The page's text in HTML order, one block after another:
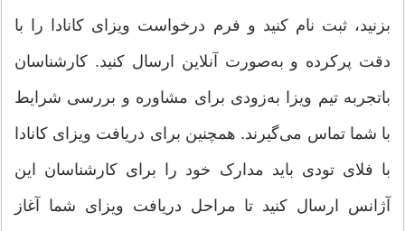
بزنید، ثبت نام کنید و فرم درخواست ویزای کانادا را با
دقت پرکرده و به‌صورت آنلاین ارسال کنید. کارشناسان
باتجربه تیم ویزا به‌زودی برای مشاوره و بررسی شرایط
با شما تماس می‌گیرند. همچنین برای دریافت ویزای کانادا
با فلای تودی باید مدارک خود را برای کارشناسان این
آژانس ارسال کنید تا مراحل دریافت ویزای شما آغاز